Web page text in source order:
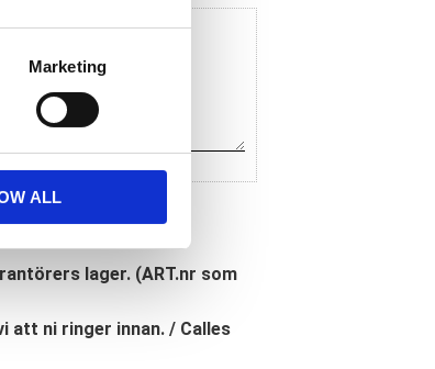
Marketing
ALL
lager. (ART.nr som
att ni ringer innan. / Calles